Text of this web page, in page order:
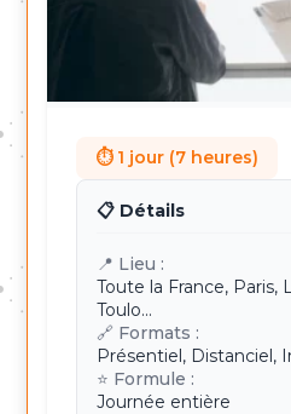
⏱ 1 jour (7 heures)
📋 Détails
📍 Lieu :
Toute la France, Paris,
Toulo...
🔗 Formats :
Présentiel, Distanciel,
⭐ Formule :
Journée entière